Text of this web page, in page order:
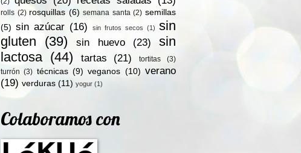
rolls (2) rosquillas (6) semana santa (2) semillas
(5) sin azúcar (16) sin frutos secos (1) sin
gluten
(39) sin huevo (23)
sin
lactosa (44) tartas (21) tortitas
(3)
turrón (3) técnicas (9) veganos (10) verano
(19) verduras (11) yogur (1)
Colaboramos con